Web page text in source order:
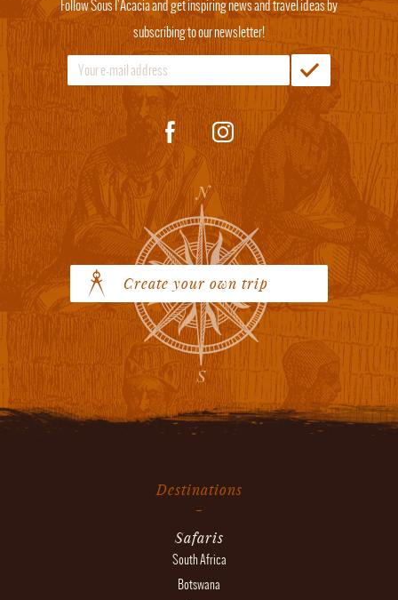
Follow Sous l'Acacia and get inspiring news and travel ideas by
subscribing to our newsletter!
Create your own trip
Destinations
Safaris
South Africa
Botswana